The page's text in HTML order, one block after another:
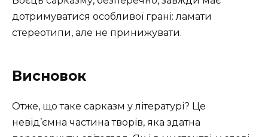
дотримуватися особливої грані: ламати
стереотипи, але не принижувати.
Висновок
Отже, що таке сарказм у літературі? Це
невід’ємна частина творів, яка здатна